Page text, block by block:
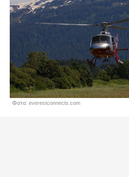
Фото: everestconnects.com